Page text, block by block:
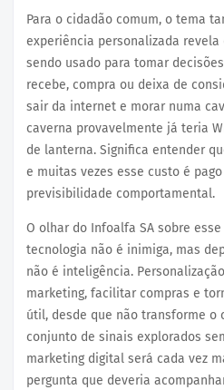
Para o cidadão comum, o tema
experiência personalizada
sendo usado para tomar
recebe, compra ou deixa de
sair da internet e morar numa
caverna provavelmente já teria
de lanterna. Significa entender
e muitas vezes esse custo é
previsibilidade comportamental.
O olhar do Infoalfa SA sobre
tecnologia não é inimiga, mas
não é inteligência.
marketing, facilitar compras e
útil, desde que não transforme o
conjunto de sinais explorados
marketing digital será cada vez
pergunta que deveria